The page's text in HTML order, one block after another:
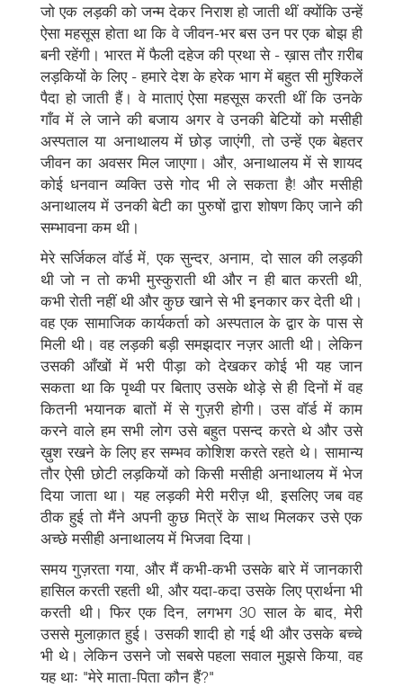
जो एक लड़की को जन्म देकर निराश हो जाती थीं क्योंकि उन्हें
ऐसा महसूस होता था कि वे जीवन-भर बस उन पर एक बोझ ही
बनी रहेंगी। भारत में फैली दहेज की प्रथा से - ख़ास तौर ग़रीब
लड़कियों के लिए - हमारे देश के हरेक भाग में बहुत सी मुश्किलें
पैदा हो जाती हैं। वे माताएं ऐसा महसूस करती थीं कि उनके
गाँव में ले जाने की बजाय अगर वे उनकी बेटियों को मसीही
अस्पताल या अनाथालय में छोड़ जाएंगी, तो उन्हें एक बेहतर
जीवन का अवसर मिल जाएगा। और, अनाथालय में से शायद
कोई धनवान व्यक्ति उसे गोद भी ले सकता है! और मसीही
अनाथालय में उनकी बेटी का पुरुषों द्वारा शोषण किए जाने की
सम्भावना कम थी।
मेरे सर्जिकल वॉर्ड में, एक सुन्दर, अनाम, दो साल की लड़की
थी जो न तो कभी मुस्कुराती थी और न ही बात करती थी,
कभी रोती नहीं थी और कुछ खाने से भी इनकार कर देती थी।
वह एक सामाजिक कार्यकर्ता को अस्पताल के द्वार के पास से
मिली थी। वह लड़की बड़ी समझदार नज़र आती थी। लेकिन
उसकी आँखों में भरी पीड़ा को देखकर कोई भी यह जान
सकता था कि पृथ्वी पर बिताए उसके थोड़े से ही दिनों में वह
कितनी भयानक बातों में से गुज़री होगी। उस वॉर्ड में काम
करने वाले हम सभी लोग उसे बहुत पसन्द करते थे और उसे
ख़ुश रखने के लिए हर सम्भव कोशिश करते रहते थे। सामान्य
तौर ऐसी छोटी लड़कियों को किसी मसीही अनाथालय में भेज
दिया जाता था। यह लड़की मेरी मरीज़ थी, इसलिए जब वह
ठीक हुई तो मैंने अपनी कुछ मित्रें के साथ मिलकर उसे एक
अच्छे मसीही अनाथालय में भिजवा दिया।
समय गुज़रता गया, और मैं कभी-कभी उसके बारे में जानकारी
हासिल करती रहती थी, और यदा-कदा उसके लिए प्रार्थना भी
करती थी। फिर एक दिन, लगभग 30 साल के बाद, मेरी
उससे मुलाक़ात हुई। उसकी शादी हो गई थी और उसके बच्चे
भी थे। लेकिन उसने जो सबसे पहला सवाल मुझसे किया, वह
यह थाः "मेरे माता-पिता कौन हैं?"